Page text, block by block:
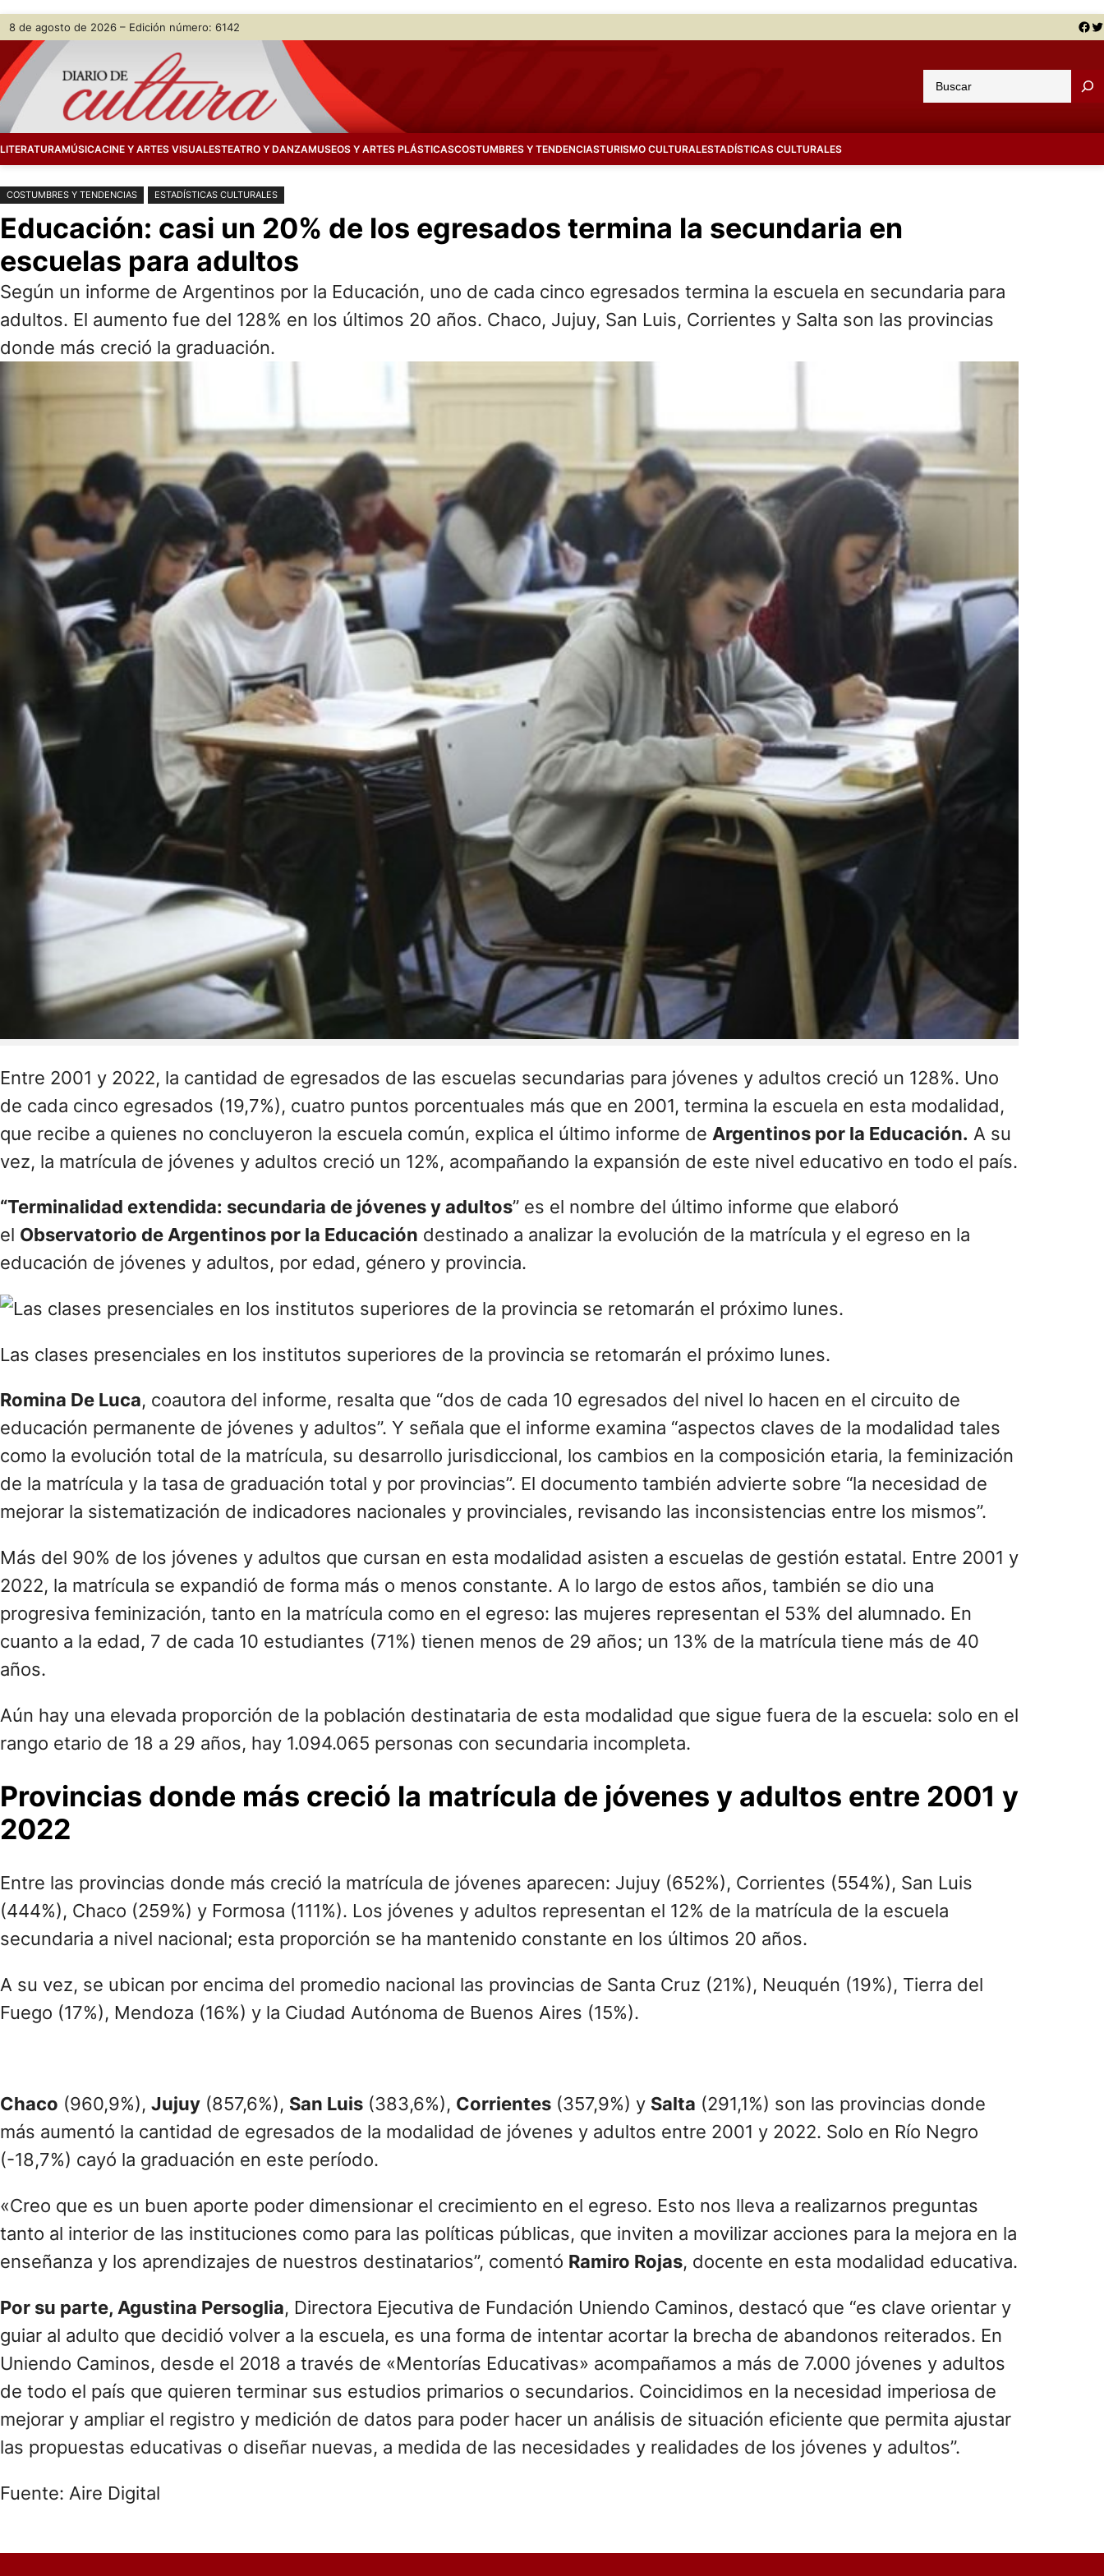
Saltar
contenido
Skip
content
8 de agosto de 2026 – Edición número: 6142 Facebook Twitter
u
a
LITERATURAMÚSICACINE Y ARTES VISUALESTEATRO Y DANZAMUSEOS Y ARTES PLÁSTICASCOSTUMBRES Y TENDENCIASTURISMO CULTURALESTADÍSTICAS CULTURALES
COSTUMBRES Y TENDENCIAS ESTADÍSTICAS CULTURALES
Educación: casi un 20% de los egresados termina la secundaria en
escuelas para adultos
Según un informe de Argentinos por la Educación, uno de cada cinco egresados termina la escuela en secundaria para
adultos. El aumento fue del 128% en los últimos 20 años. Chaco, Jujuy, San Luis, Corrientes y Salta son las provincias
donde más creció la graduación.
Entre 2001 y 2022, la cantidad de egresados de las escuelas secundarias para jóvenes y adultos creció un 128%. Uno
de cada cinco egresados (19,7%), cuatro puntos porcentuales más que en 2001, termina la escuela en esta modalidad,
que recibe a quienes no concluyeron la escuela común, explica el último informe de Argentinos por la Educación. A su
vez, la matrícula de jóvenes y adultos creció un 12%, acompañando la expansión de este nivel educativo en todo el país.
“Terminalidad extendida: secundaria de jóvenes y adultos” es el nombre del último informe que elaboró
el Observatorio de Argentinos por la Educación destinado a analizar la evolución de la matrícula y el egreso en la
educación de jóvenes y adultos, por edad, género y provincia.
Las clases presenciales en los institutos superiores de la provincia se retomarán el próximo lunes.
Romina De Luca, coautora del informe, resalta que “dos de cada 10 egresados del nivel lo hacen en el circuito de
educación permanente de jóvenes y adultos”. Y señala que el informe examina “aspectos claves de la modalidad tales
como la evolución total de la matrícula, su desarrollo jurisdiccional, los cambios en la composición etaria, la feminización
de la matrícula y la tasa de graduación total y por provincias”. El documento también advierte sobre “la necesidad de
mejorar la sistematización de indicadores nacionales y provinciales, revisando las inconsistencias entre los mismos”.
Más del 90% de los jóvenes y adultos que cursan en esta modalidad asisten a escuelas de gestión estatal. Entre 2001 y
2022, la matrícula se expandió de forma más o menos constante. A lo largo de estos años, también se dio una
progresiva feminización, tanto en la matrícula como en el egreso: las mujeres representan el 53% del alumnado. En
cuanto a la edad, 7 de cada 10 estudiantes (71%) tienen menos de 29 años; un 13% de la matrícula tiene más de 40
años.
Aún hay una elevada proporción de la población destinataria de esta modalidad que sigue fuera de la escuela: solo en el
rango etario de 18 a 29 años, hay 1.094.065 personas con secundaria incompleta.
Provincias donde más creció la matrícula de jóvenes y adultos entre 2001 y
2022
Entre las provincias donde más creció la matrícula de jóvenes aparecen: Jujuy (652%), Corrientes (554%), San Luis
(444%), Chaco (259%) y Formosa (111%). Los jóvenes y adultos representan el 12% de la matrícula de la escuela
secundaria a nivel nacional; esta proporción se ha mantenido constante en los últimos 20 años.
A su vez, se ubican por encima del promedio nacional las provincias de Santa Cruz (21%), Neuquén (19%), Tierra del
Fuego (17%), Mendoza (16%) y la Ciudad Autónoma de Buenos Aires (15%).
Chaco (960,9%), Jujuy (857,6%), San Luis (383,6%), Corrientes (357,9%) y Salta (291,1%) son las provincias donde
más aumentó la cantidad de egresados de la modalidad de jóvenes y adultos entre 2001 y 2022. Solo en Río Negro
(-18,7%) cayó la graduación en este período.
«Creo que es un buen aporte poder dimensionar el crecimiento en el egreso. Esto nos lleva a realizarnos preguntas
tanto al interior de las instituciones como para las políticas públicas, que inviten a movilizar acciones para la mejora en la
enseñanza y los aprendizajes de nuestros destinatarios”, comentó Ramiro Rojas, docente en esta modalidad educativa.
Por su parte, Agustina Persoglia, Directora Ejecutiva de Fundación Uniendo Caminos, destacó que “es clave orientar y
guiar al adulto que decidió volver a la escuela, es una forma de intentar acortar la brecha de abandonos reiterados. En
Uniendo Caminos, desde el 2018 a través de «Mentorías Educativas» acompañamos a más de 7.000 jóvenes y adultos
de todo el país que quieren terminar sus estudios primarios o secundarios. Coincidimos en la necesidad imperiosa de
mejorar y ampliar el registro y medición de datos para poder hacer un análisis de situación eficiente que permita ajustar
las propuestas educativas o diseñar nuevas, a medida de las necesidades y realidades de los jóvenes y adultos”.
Fuente: Aire Digital